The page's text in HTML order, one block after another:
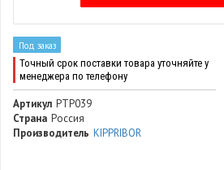
Под заказ
Точный срок поставки товара уточняйте у
менеджера по телефону
Артикул РТР039
Страна Россия
Производитель KIPPRIBOR